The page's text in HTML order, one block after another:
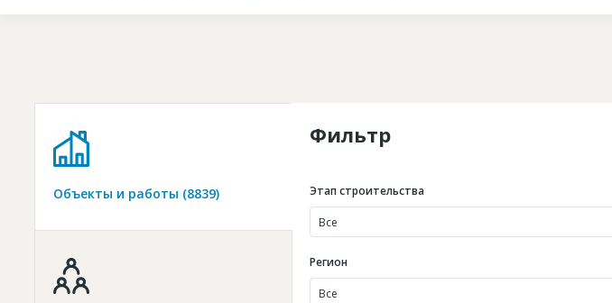
Объекты и работы (8839)
Фильтр
Этап строительства
Все
Регион
Все